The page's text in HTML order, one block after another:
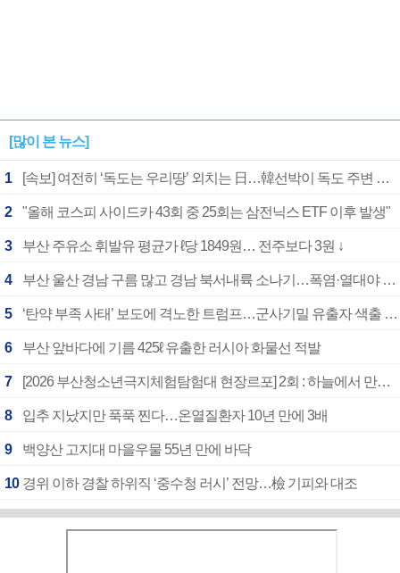
[많이 본 뉴스]
1 [속보] 여전히 ‘독도는 우리땅’ 외치는 日…韓선박이 독도 주변 해양조사 활동하자 반발
2 "올해 코스피 사이드카 43회 중 25회는 삼전닉스 ETF 이후 발생"
3 부산 주유소 휘발유 평균가 ℓ당 1849원… 전주보다 3원 ↓
4 부산 울산 경남 구름 많고 경남 북서내륙 소나기…폭염·열대야 계속
5 ‘탄약 부족 사태’ 보도에 격노한 트럼프…군사기밀 유출자 색출 지시
6 부산 앞바다에 기름 425ℓ 유출한 러시아 화물선 적발
7 [2026 부산청소년극지체험탐험대 현장르포] 2회 : 하늘에서 만난 얼음의 나라
8 입추 지났지만 푹푹 찐다…온열질환자 10년 만에 3배
9 백양산 고지대 마을우물 55년 만에 바닥
10 경위 이하 경찰 하위직 ‘중수청 러시’ 전망…檢 기피와 대조